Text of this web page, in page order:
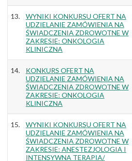
13.
WYNIKI KONKURSU OFERT NA
UDZIELANIE ZAMÓWIENIA NA
ŚWIADCZENIA ZDROWOTNE W
ZAKRESIE: ONKOLOGIA
KLINICZNA
14.
KONKURS OFERT NA
UDZIELANIE ZAMÓWIENIA NA
ŚWIADCZENIA ZDROWOTNE W
ZAKRESIE: ONKOLOGIA
KLINICZNA
15.
WYNIKI KONKURSU OFERT NA
UDZIELANIE ZAMÓWIENIA NA
ŚWIADCZENIA ZDROWOTNE W
ZAKRESIE: ANESTEZJOLOGIA I
INTENSYWNA TERAPIA/